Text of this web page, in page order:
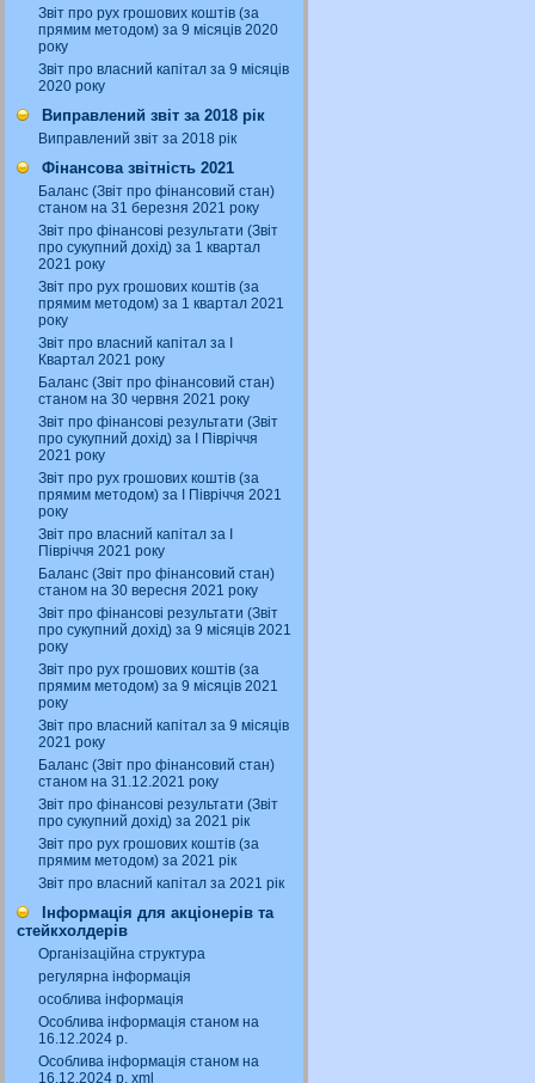
Звіт про рух грошових коштів (за
прямим методом) за 9 місяців 2020
року
Звіт про власний капітал за 9 місяців
2020 року
Виправлений звіт за 2018 рік
Виправлений звіт за 2018 рік
Фінансова звітність 2021
Баланс (Звіт про фінансовий стан)
станом на 31 березня 2021 року
Звіт про фінансові результати (Звіт
про сукупний дохід) за 1 квартал
2021 року
Звіт про рух грошових коштів (за
прямим методом) за 1 квартал 2021
року
Звіт про власний капітал за І
Квартал 2021 року
Баланс (Звіт про фінансовий стан)
станом на 30 червня 2021 року
Звіт про фінансові результати (Звіт
про сукупний дохід) за І Півріччя
2021 року
Звіт про рух грошових коштів (за
прямим методом) за І Півріччя 2021
року
Звіт про власний капітал за І
Півріччя 2021 року
Баланс (Звіт про фінансовий стан)
станом на 30 вересня 2021 року
Звіт про фінансові результати (Звіт
про сукупний дохід) за 9 місяців 2021
року
Звіт про рух грошових коштів (за
прямим методом) за 9 місяців 2021
року
Звіт про власний капітал за 9 місяців
2021 року
Баланс (Звіт про фінансовий стан)
станом на 31.12.2021 року
Звіт про фінансові результати (Звіт
про сукупний дохід) за 2021 рік
Звіт про рух грошових коштів (за
прямим методом) за 2021 рік
Звіт про власний капітал за 2021 рік
Інформація для акціонерів та
стейкхолдерів
Організаційна структура
регулярна інформація
особлива інформація
Особлива інформація станом на
16.12.2024 р.
Особлива інформація станом на
16.12.2024 р. xml